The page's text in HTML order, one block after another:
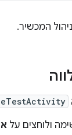
המכשיר.
ולוחצים על